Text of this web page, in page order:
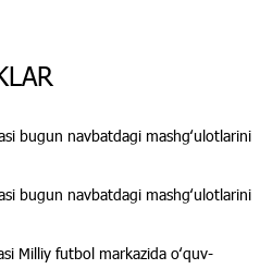
bugun navbatdagi mashgʻulotlarini
bugun navbatdagi mashgʻulotlarini
Milliy futbol markazida oʻquv-